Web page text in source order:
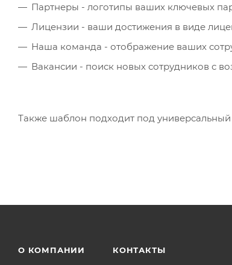
Партнеры - логотипы ваших ключевых
Лицензии - ваши достижения в виде
Наша команда - отображение ваших
Вакансии - поиск новых сотрудников с
Также шаблон подходит под
О КОМПАНИИ КОНТАКТЫ